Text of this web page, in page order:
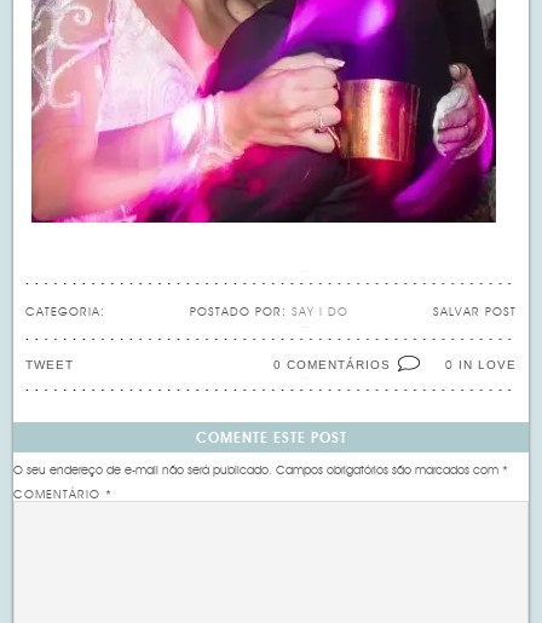
CATEGORIA: SALVAR POST
POSTADO POR: SAY I DO
0 IN LOVE
0 COMENTÁRIOS
TWEET
COMENTE ESTE POST
O seu endereço de e-mail não será publicado. Campos obrigatórios são marcados com*
COMENTÁRIO*